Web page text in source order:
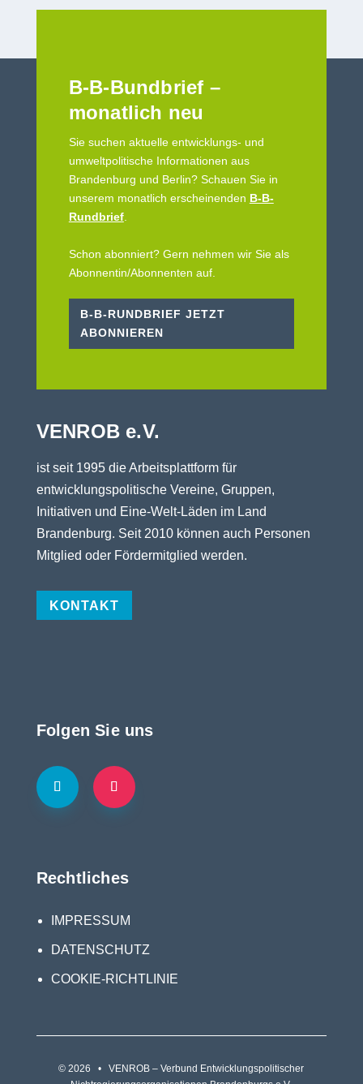
B-B-Bundbrief –
monatlich neu
Sie suchen aktuelle entwicklungs- und
umweltpolitische Informationen aus
Brandenburg und Berlin? Schauen Sie in
unserem monatlich erscheinenden B-B-
Rundbrief.
Schon abonniert? Gern nehmen wir Sie als
Abonnentin/Abonnenten auf.
B-B-RUNDBRIEF JETZT
ABONNIEREN
VENROB e.V.
ist seit 1995 die Arbeitsplattform für
entwicklungspolitische Vereine, Gruppen,
Initiativen und Eine-Welt-Läden im Land
Brandenburg. Seit 2010 können auch Personen
Mitglied oder Fördermitglied werden.
KONTAKT
Folgen Sie uns
Rechtliches
IMPRESSUM
DATENSCHUTZ
COOKIE-RICHTLINIE
© 2026 • VENROB – Verbund Entwicklungspolitischer